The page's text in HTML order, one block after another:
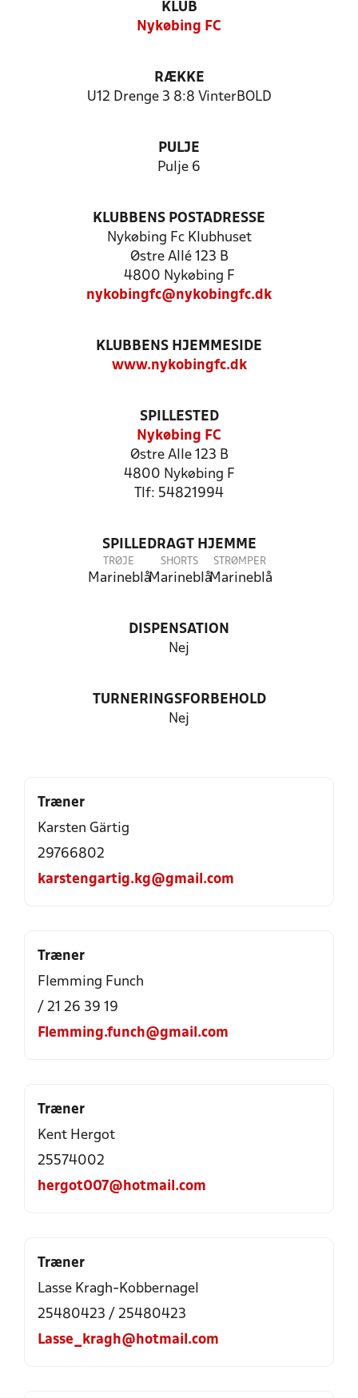
KLUB
Nykøbing FC
RÆKKE
U12 Drenge 3 8:8 VinterBOLD
PULJE
Pulje 6
KLUBBENS POSTADRESSE
Nykøbing Fc Klubhuset
Østre Allé 123 B
4800 Nykøbing F
nykobingfc@nykobingfc.dk
KLUBBENS HJEMMESIDE
www.nykobingfc.dk
SPILLESTED
Nykøbing FC
Østre Alle 123 B
4800 Nykøbing F
Tlf: 54821994
SPILLEDRAGT HJEMME
TRØJE
Marineblå
SHORTS
Marineblå
STRØMPER
Marineblå
DISPENSATION
Nej
TURNERINGSFORBEHOLD
Nej
Træner
Karsten Gärtig
29766802
karstengartig.kg@gmail.com
Træner
Flemming Funch
/ 21 26 39 19
Flemming.funch@gmail.com
Træner
Kent Hergot
25574002
hergot007@hotmail.com
Træner
Lasse Kragh-Kobbernagel
25480423 / 25480423
Lasse_kragh@hotmail.com